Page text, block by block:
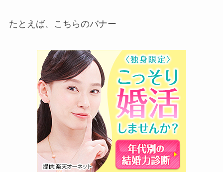
たとえば、こちらのバナー